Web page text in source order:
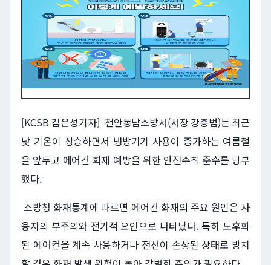
[KCSB 김은성기자] 천안동남소방서(서장 강종범)는 최근
낮 기온이 상승하면서 냉방기기 사용이 증가하는 여름철
을 앞두고 에어컨 화재 예방을 위한 안전수칙 준수를 당부
했다.
소방청 화재통계에 따르면 에어컨 화재의 주요 원인은 사
용자의 부주의와 전기적 요인으로 나타났다. 특히 노후화
된 에어컨을 계속 사용하거나 전선이 손상된 상태로 방치